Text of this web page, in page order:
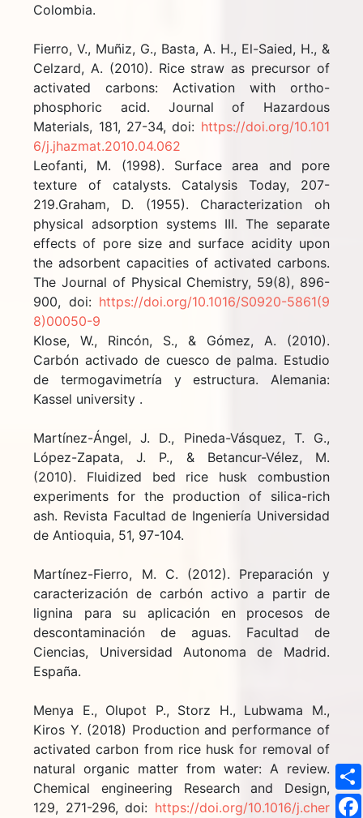
Colombia.
Fierro, V., Muñiz, G., Basta, A. H., El-Saied, H., &
Celzard, A. (2010). Rice straw as precursor of
activated carbons: Activation with ortho-
phosphoric acid. Journal of Hazardous
Materials, 181, 27-34, doi: https://doi.org/10.101
6/j.jhazmat.2010.04.062
Leofanti, M. (1998). Surface area and pore
texture of catalysts. Catalysis Today, 207-
219.Graham, D. (1955). Characterization oh
physical adsorption systems III. The separate
effects of pore size and surface acidity upon
the adsorbent capacities of activated carbons.
The Journal of Physical Chemistry, 59(8), 896-
900, doi: https://doi.org/10.1016/S0920-5861(9
8)00050-9
Klose, W., Rincón, S., & Gómez, A. (2010).
Carbón activado de cuesco de palma. Estudio
de termogavimetría y estructura. Alemania:
Kassel university .
Martínez-Ángel, J. D., Pineda-Vásquez, T. G.,
López-Zapata, J. P., & Betancur-Vélez, M.
(2010). Fluidized bed rice husk combustion
experiments for the production of silica-rich
ash. Revista Facultad de Ingeniería Universidad
de Antioquia, 51, 97-104.
Martínez-Fierro, M. C. (2012). Preparación y
caracterización de carbón activo a partir de
lignina para su aplicación en procesos de
descontaminación de aguas. Facultad de
Ciencias, Universidad Autonoma de Madrid.
España.
Menya E., Olupot P., Storz H., Lubwama M.,
Kiros Y. (2018) Production and performance of
activated carbon from rice husk for removal of
natural organic matter from water: A review.
Chemical engineering Research and Design,
129, 271-296, doi: https://doi.org/10.1016/j.cher